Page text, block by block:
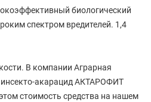
биологический
спектром вредителей. 1,4
В компании Аграрная
акарацид АКТАРОФИТ
стоимость средства на нашем